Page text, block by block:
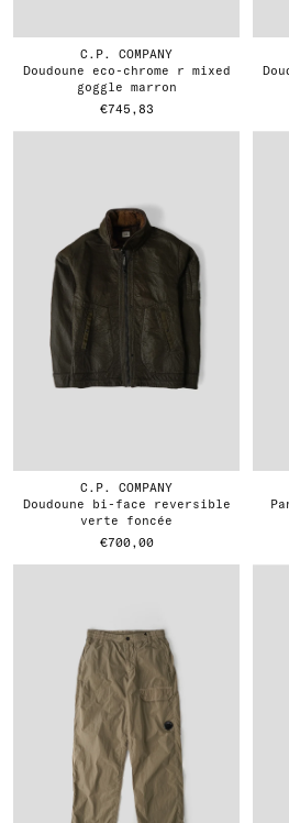
C.P. COMPANY
doudoune eco-chrome r mixed
goggle marron
€745,83
doudoune eco-chrome r mixed
C.P. COMPANY
doudoune bi-face reversible
verte foncée
€700,00
pantalon micro-reps loose